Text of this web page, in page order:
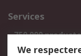
Services
750.000
Bestellen
We